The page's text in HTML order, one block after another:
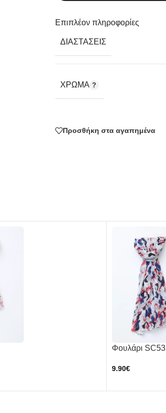
Επιπλέον πληροφορίες
ΔΙΑΣΤΆΣΕΙΣ
ΧΡΏΜΑ
Προσθήκη στα αγαπημένα
Φουλάρι SC53
9.90€